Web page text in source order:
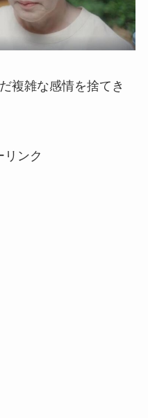
複雑な感情を捨てき
リンク